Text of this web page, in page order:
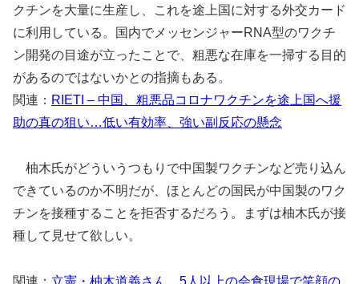
クチンを大量に生産し、これを途上国に対する外交カード
に利用している。国内でメッセンジャーRNA型のワクチ
ン開発の目途が立ったことで、粗悪な在庫を一掃する目的
があるのではないかとの指摘もある。
関連： RIETI – 中国、粗悪品コロナワクチンを途上国へ援
助の真の狙い…低い有効率、強い副反応の懸念
柚木氏がどういうつもりで中国製ワクチンなど売り込ん
できているのか不明だが、ほとんどの国民が中国製のワク
チンを接種することを拒否するだろう。まずは柚木氏が接
種して見せて欲しい。
関連： 立憲・柚木道義さん、5人以上の会食現場で笑顔の